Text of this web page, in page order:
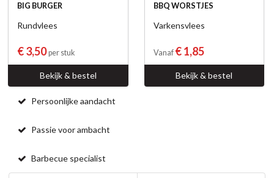
BIG BURGER
Rundvlees
€ 3,50per stuk
Bekijk & bestel
BBQ WORSTJES
Varkensvlees
Vanaf € 1,85
Bekijk & bestel
Persoonlijke aandacht
Passie voor ambacht
Barbecue specialist